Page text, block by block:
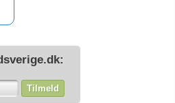
Tilmeld